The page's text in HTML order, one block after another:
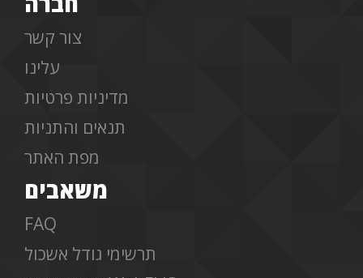
צור קשר
עלינו
מדיניות פרטיות
תנאים והתניות
מפת האתר
משאבים
FAQ
תרשימי גודל אשכול